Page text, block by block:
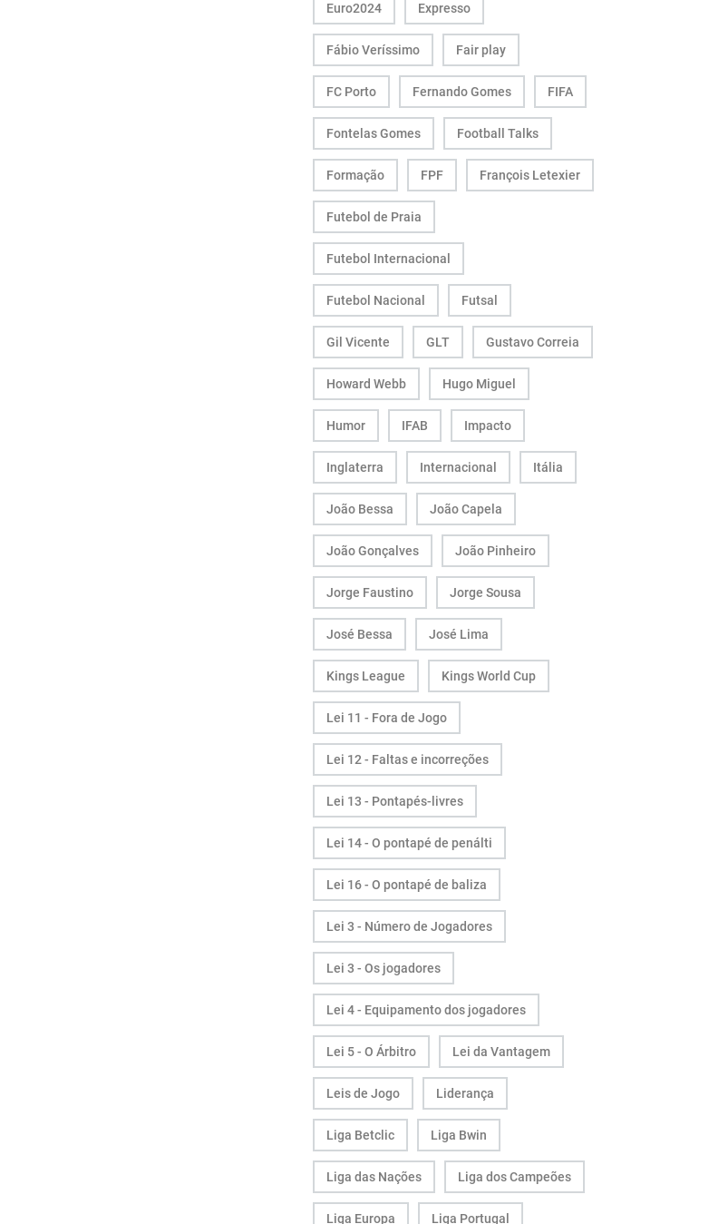
Euro2024 Expresso
Fábio Veríssimo Fair play
FC Porto Fernando Gomes FIFA
Fontelas Gomes Football Talks
Formação FPF François Letexier
Futebol de Praia
Futebol Internacional
Futebol Nacional Futsal
Gil Vicente GLT Gustavo Correia
Howard Webb Hugo Miguel
Humor IFAB Impacto
Inglaterra Internacional Itália
João Bessa João Capela
João Gonçalves João Pinheiro
Jorge Faustino Jorge Sousa
José Bessa José Lima
Kings League Kings World Cup
Lei 11 - Fora de Jogo
Lei 12 - Faltas e incorreções
Lei 13 - Pontapés-livres
Lei 14 - O pontapé de penálti
Lei 16 - O pontapé de baliza
Lei 3 - Número de Jogadores
Lei 3 - Os jogadores
Lei 4 - Equipamento dos jogadores
Lei 5 - O Árbitro Lei da Vantagem
Leis de Jogo Liderança
Liga Betclic Liga Bwin
Liga das Nações Liga dos Campeões
Liga Europa Liga Portugal